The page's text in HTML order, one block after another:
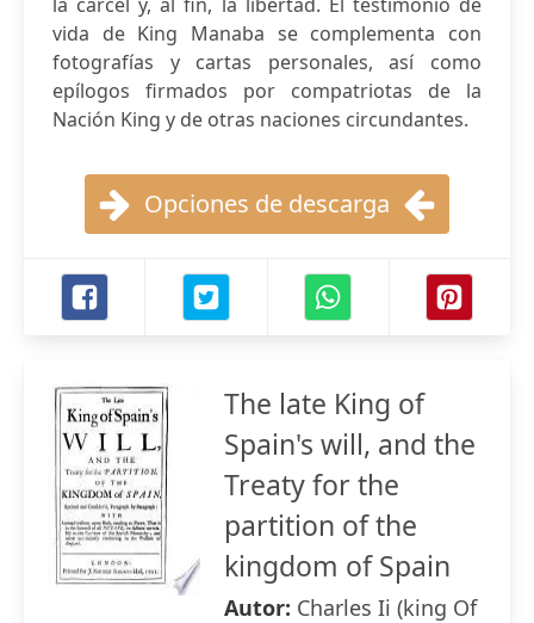
vida de King Manaba se complementa con
fotografías y cartas personales, así como
epílogos firmados por compatriotas de la
Nación King y de otras naciones circundantes.
Opciones de descarga
The late King of
Spain's will, and the
Treaty for the
partition of the
kingdom of Spain
Autor: Charles Ii (king Of